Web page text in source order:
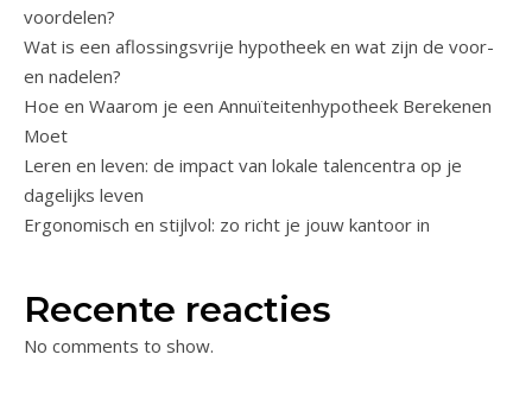
voordelen?
Wat is een aflossingsvrije hypotheek en wat zijn de voor-
en nadelen?
Hoe en Waarom je een Annuïteitenhypotheek Berekenen
Moet
Leren en leven: de impact van lokale talencentra op je
dagelijks leven
Ergonomisch en stijlvol: zo richt je jouw kantoor in
Recente reacties
No comments to show.